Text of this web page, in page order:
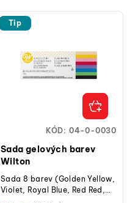
Tip
Sada gelových barev
Wilton
Sada 8 barev (Golden Yellow,
Violet, Royal Blue, Red Red,
KÓD: 04-0-0030